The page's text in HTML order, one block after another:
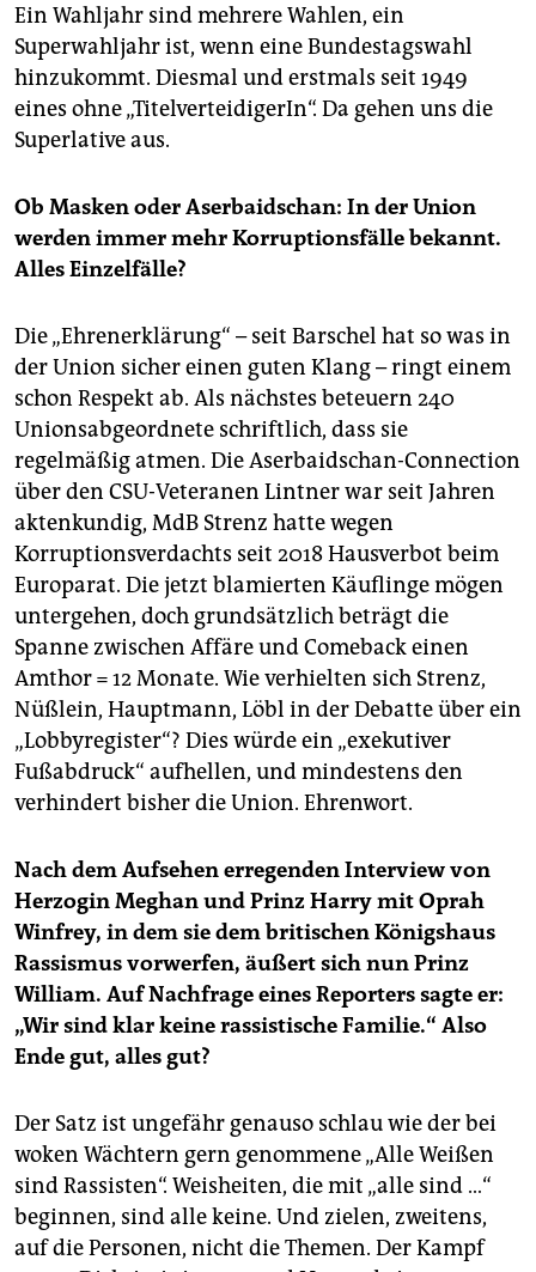
Ein Wahljahr sind mehrere Wahlen, ein
Superwahljahr ist, wenn eine Bundestagswahl
hinzukommt. Diesmal und erstmals seit 1949
eines ohne „TitelverteidigerIn“. Da gehen uns die
Superlative aus.
Ob Masken oder Aserbai­dschan: In der Union
werden immer mehr Korruptionsfälle bekannt.
Alles Einzelfälle?
Die „Ehrenerklärung“ – seit Barschel hat so was in
der Union sicher einen guten Klang – ringt einem
schon Respekt ab. Als nächstes beteuern 240
Unionsabgeordnete schriftlich, dass sie
regelmäßig atmen. Die Aserbaidschan-Connection
über den CSU-Veteranen Lintner war seit Jahren
aktenkundig, MdB Strenz hatte wegen
Korruptionsverdachts seit 2018 Hausverbot beim
Europarat. Die jetzt blamierten Käuflinge mögen
untergehen, doch grundsätzlich beträgt die
Spanne zwischen Affäre und Comeback einen
Amthor = 12 Monate. Wie verhielten sich Strenz,
Nüßlein, Hauptmann, Löbl in der Debatte über ein
„Lobbyregister“? Dies würde ein „exekutiver
Fußabdruck“ aufhellen, und mindestens den
verhindert bisher die Union. Ehrenwort.
Nach dem Aufsehen erregenden Interview von
Herzogin Meghan und Prinz Harry mit Oprah
Winfrey, in dem sie dem britischen Königshaus
Rassismus vorwerfen, äußert sich nun Prinz
William. Auf Nachfrage eines Reporters sagte er:
„Wir sind klar keine rassistische Familie.“ Also
Ende gut, alles gut?
Der Satz ist ungefähr genauso schlau wie der bei
woken Wächtern gern genommene „Alle Weißen
sind Rassisten“. Weisheiten, die mit „alle sind …“
beginnen, sind alle keine. Und zielen, zweitens,
auf die Personen, nicht die Themen. Der Kampf